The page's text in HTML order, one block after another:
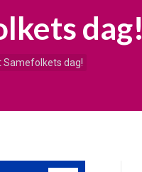
dag!
Samefolkets dag!